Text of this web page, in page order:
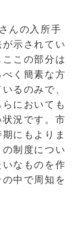
んの入所手
示されてい
この部分は
く簡素な方
るのみで、
においても
況です。市
にもよりま
制度につい
なものを作
中で周知を